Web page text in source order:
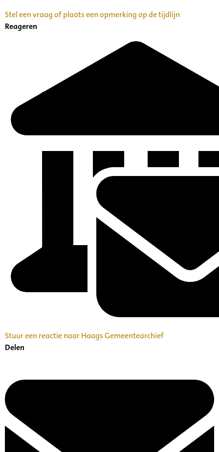
Stel een vraag of plaats een opmerking op de tijdlijn
Reageren
Stuur een reactie naar Haags Gemeentearchief
Delen